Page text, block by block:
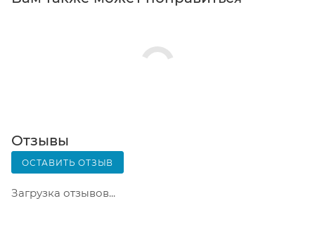
телефон или e-mail придет уникальный код.
Вскрывать коробку самостоятельно вы можете
только после оплаты заказа. Один заказ может
содержать не больше 10 позиций и его стоимость
не должна превышать 100 000 р.
Отзывы
ОСТАВИТЬ ОТЗЫВ
Загрузка отзывов...